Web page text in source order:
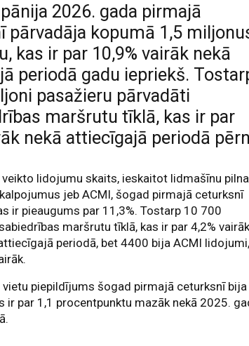
2026. gada pirmajā
pārvadāja kopumā 1,5
kas ir par 10,9% vairāk nekā
periodā gadu iepriekš.
pasažieru pārvadāti
maršrutu tīklā, kas ir par
nekā attiecīgajā periodā
veikto lidojumu skaits, ieskaitot lidmašīnu pilna
jeb ACMI, šogad pirmajā ceturksnī
ir pieaugums par 11,3%. Tostarp 10 700
maršrutu tīklā, kas ir par 4,2%
periodā, bet 4400 bija ACMI
vietu piepildījums šogad pirmajā ceturksnī bija
ir par 1,1 procentpunktu mazāk nekā 2025.